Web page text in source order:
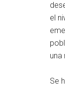
el
una
Se